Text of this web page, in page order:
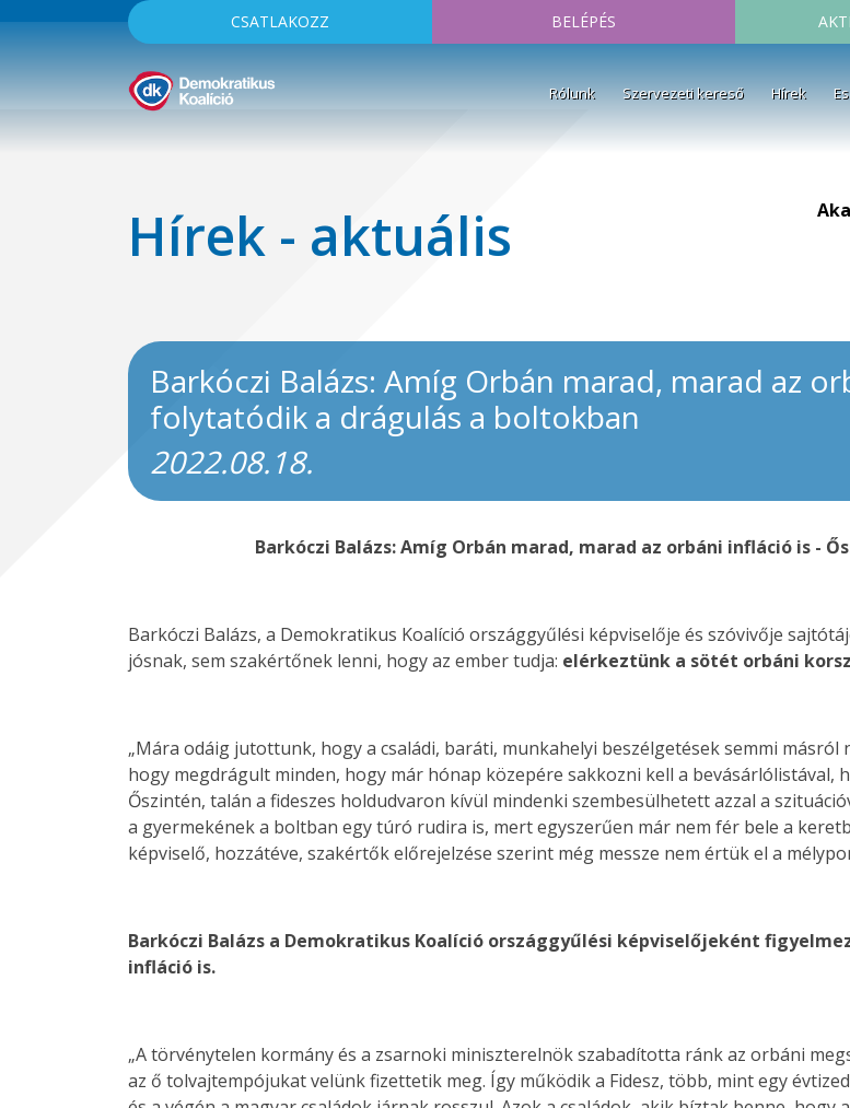
CSATLAKOZZ BELÉPÉS
Rólunk Szervezeti kereső Hírek
Hírek - aktuális
Barkóczi Balázs: Amíg Orbán marad, marad az
folytatódik a drágulás a boltokban
2022.08.18.
Barkóczi Balázs: Amíg Orbán marad, marad az orbáni infláció is -
Barkóczi Balázs, a Demokratikus Koalíció országgyűlési képviselője és szóvivője
jósnak, sem szakértőnek lenni, hogy az ember tudja: elérkeztünk a sötét orbáni
„Mára odáig jutottunk, hogy a családi, baráti, munkahelyi beszélgetések semmi
hogy megdrágult minden, hogy már hónap közepére sakkozni kell a
Őszintén, talán a fideszes holdudvaron kívül mindenki szembesülhetett azzal a
a gyermekének a boltban egy túró rudira is, mert egyszerűen már nem fér bele a
képviselő, hozzátéve, szakértők előrejelzése szerint még messze nem értük el a
Barkóczi Balázs a Demokratikus Koalíció országgyűlési képviselőjeként
infláció is.
„A törvénytelen kormány és a zsarnoki miniszterelnök szabadította ránk az orbáni
az ő tolvajtempójukat velünk fizettetik meg. Így működik a Fidesz, több, mint egy